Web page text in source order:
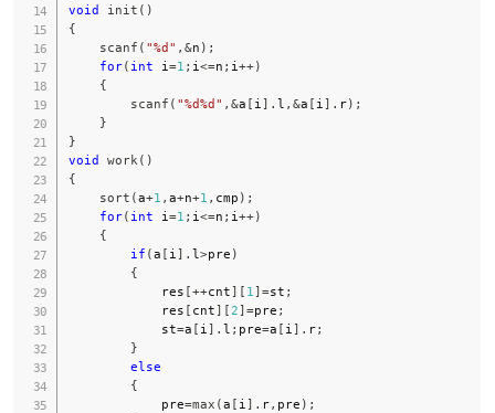
void
init ( )
{
scanf ( "%d" , &n ) ;
for( int i =1 ; i <=n ; i ++)
{
scanf ( "%d%d" , &a [ i ] . l , &a [ i ] . r) ;
}
}
void work ( )
{
sort (a+1 , a+n+1 , cmp ) ;
for( int i =1 ; i <=n ; i ++)
{
if (a [ i ] . l >pre )
{
            res
[++cnt] [ 1 ]=st ;
            res
[ cnt] [2]=pre ;
            st
=a [ i ] . l ; pre=a [ i ] . r;
}
else
{
            pre
=max (a [ i ] . r, pre ) ;